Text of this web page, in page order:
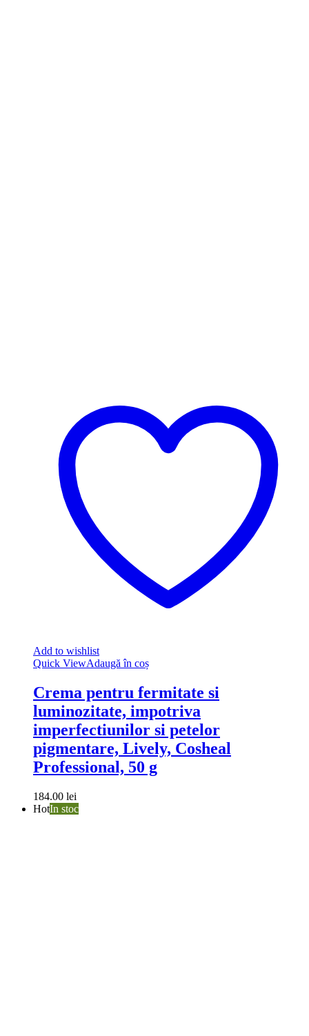
Add to wishlist
Quick ViewAdaugă în coș
Crema pentru fermitate si
luminozitate, impotriva
imperfectiunilor si petelor
pigmentare, Lively, Cosheal
Professional, 50 g
184.00 lei
HotIn stoc